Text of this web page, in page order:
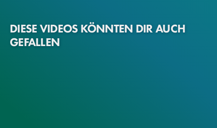
DIESE VIDEOS KÖNNTEN DIR AUCH
GEFALLEN